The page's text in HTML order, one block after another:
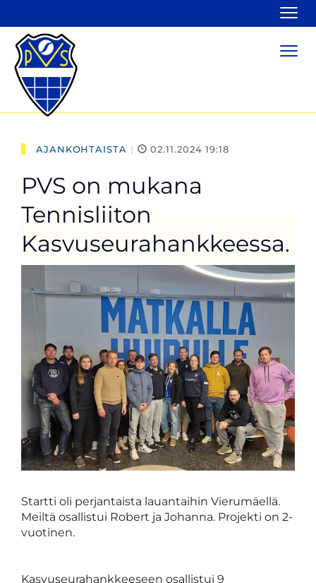
AJANKOHTAISTA | 02.11.2024 19:18
PVS on mukana
Tennisliiton
Kasvuseurahankkeessa.
Startti oli perjantaista lauantaihin Vierumäellä.
Meiltä osallistui Robert ja Johanna. Projekti on 2-
vuotinen.
Kasvuseurahankkeeseen osallistui 9